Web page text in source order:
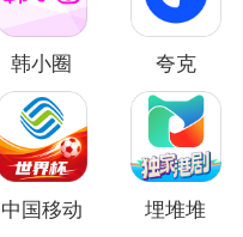
韩小圈 夸克
中国移动 埋堆堆